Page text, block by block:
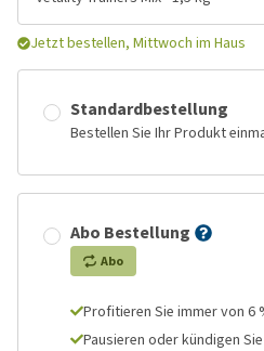
Jetzt bestellen, Mittwoch im Haus
Standardbestellung
Bestellen Sie Ihr Produkt
Abo Bestellung
Abo
Profitieren Sie immer von 6
Pausieren oder kündigen